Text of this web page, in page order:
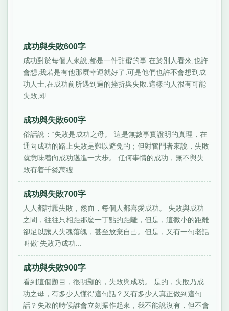
成功與失敗600字
成功對於每個人來說,都是一件甜蜜的事.在於別人看來,也許
會想,我若是有他那麼幸運就好了.可是他們也許不會想到成
功人士,在成功前所遇到過的挫折與失敗.這樣的人很有可能
失敗,即...
成功與失敗600字
俗話說：“失敗是成功之母。”這是無數事實證明的真理，在
通向成功的路上失敗是難以避免的；但對奮鬥者來說，失敗
就意味着向成功邁進一大步。 任何事情的成功，無不與失
敗有着千絲萬縷...
成功與失敗700字
人人都討厭失敗，然而，每個人都喜愛成功。 失敗與成功
之間，往往只相距那麼一丁點的距離，但是，這微小的距離
卻足以讓人失魂落魄，甚至放棄自己。但是，又有一句老話
叫做“失敗乃成功...
成功與失敗900字
看到這個題目，很明顯的，失敗與成功。 是的，失敗乃成
功之母，有多少人懂得這句話？又有多少人真正做到這句
話？失敗的時候誰會立刻振作起來，我不能說沒有，但不會